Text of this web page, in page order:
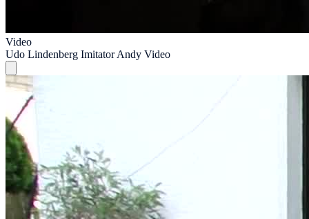
Video
Udo Lindenberg Imitator Andy Video